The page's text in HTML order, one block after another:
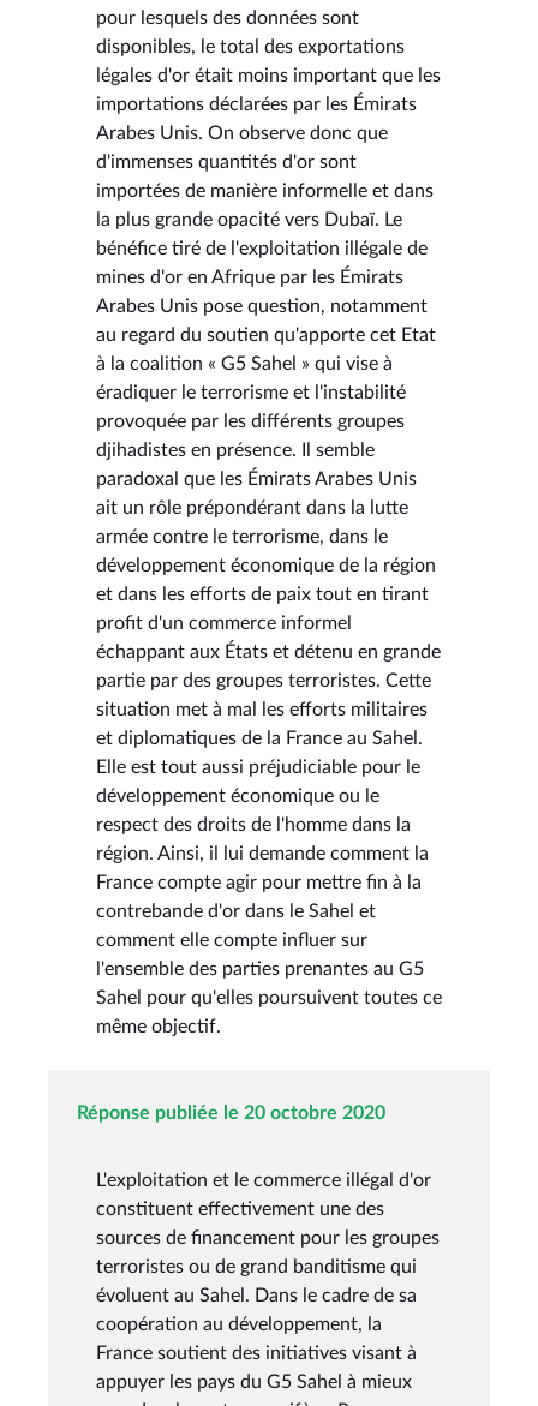
pour lesquels des données sont
disponibles, le total des exportations
légales d'or était moins important que les
importations déclarées par les Émirats
Arabes Unis. On observe donc que
d'immenses quantités d'or sont
importées de manière informelle et dans
la plus grande opacité vers Dubaï. Le
bénéfice tiré de l'exploitation illégale de
mines d'or en Afrique par les Émirats
Arabes Unis pose question, notamment
au regard du soutien qu'apporte cet Etat
à la coalition « G5 Sahel » qui vise à
éradiquer le terrorisme et l'instabilité
provoquée par les différents groupes
djihadistes en présence. Il semble
paradoxal que les Émirats Arabes Unis
ait un rôle prépondérant dans la lutte
armée contre le terrorisme, dans le
développement économique de la région
et dans les efforts de paix tout en tirant
profit d'un commerce informel
échappant aux États et détenu en grande
partie par des groupes terroristes. Cette
situation met à mal les efforts militaires
et diplomatiques de la France au Sahel.
Elle est tout aussi préjudiciable pour le
développement économique ou le
respect des droits de l'homme dans la
région. Ainsi, il lui demande comment la
France compte agir pour mettre fin à la
contrebande d'or dans le Sahel et
comment elle compte influer sur
l'ensemble des parties prenantes au G5
Sahel pour qu'elles poursuivent toutes ce
même objectif.
Réponse publiée le 20 octobre 2020
L'exploitation et le commerce illégal d'or
constituent effectivement une des
sources de financement pour les groupes
terroristes ou de grand banditisme qui
évoluent au Sahel. Dans le cadre de sa
coopération au développement, la
France soutient des initiatives visant à
appuyer les pays du G5 Sahel à mieux